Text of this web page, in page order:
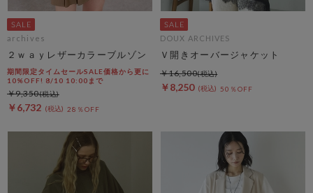
archives
２ｗａｙレザーカラーブルゾン
期間限定タイムセールSALE価格から更に
10%OFF! 8/10 10:00まで
￥6,732 28％OFF
￥9,350
DOUX ARCHIVES
Ｖ開きオーバージャケット
￥8,250 50％OFF
￥16,500